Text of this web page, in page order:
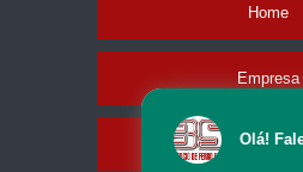
Home
Empresa
Missão
Olá!